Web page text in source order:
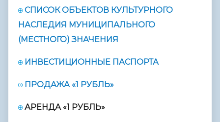
СПИСОК ОБЪЕКТОВ КУЛЬТУРНОГО
НАСЛЕДИЯ МУНИЦИПАЛЬНОГО
(МЕСТНОГО) ЗНАЧЕНИЯ
ИНВЕСТИЦИОННЫЕ ПАСПОРТА
ПРОДАЖА «1 РУБЛЬ»
АРЕНДА «1 РУБЛЬ»